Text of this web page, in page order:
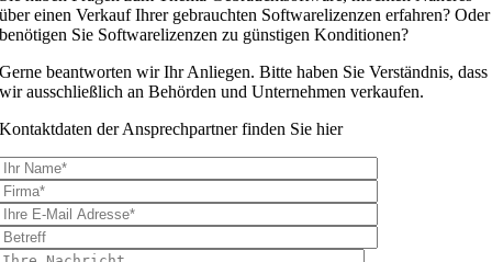
über einen Verkauf Ihrer gebrauchten Softwarelizenzen erfahren? Oder
benötigen Sie Softwarelizenzen zu günstigen Konditionen?
Gerne beantworten wir Ihr Anliegen. Bitte haben Sie Verständnis, dass
wir ausschließlich an Behörden und Unternehmen verkaufen.
Kontaktdaten der Ansprechpartner finden Sie hier